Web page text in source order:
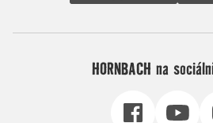
HORNBACH na